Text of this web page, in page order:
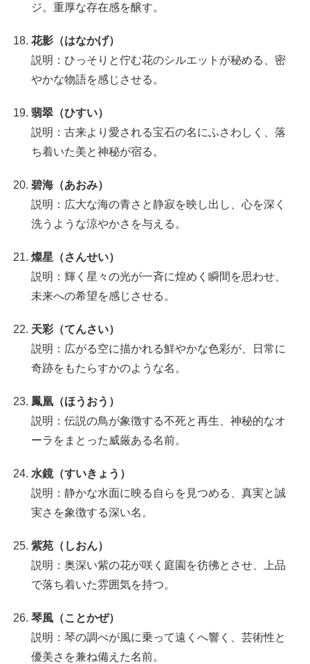
ジ。重厚な存在感を醸す。
花影（はなかげ）
説明：ひっそりと佇む花のシルエットが秘める、密
やかな物語を感じさせる。
翡翠（ひすい）
説明：古来より愛される宝石の名にふさわしく、落
ち着いた美と神秘が宿る。
碧海（あおみ）
説明：広大な海の青さと静寂を映し出し、心を深く
洗うような涼やかさを与える。
燦星（さんせい）
説明：輝く星々の光が一斉に煌めく瞬間を思わせ、
未来への希望を感じさせる。
天彩（てんさい）
説明：広がる空に描かれる鮮やかな色彩が、日常に
奇跡をもたらすかのような名。
鳳凰（ほうおう）
説明：伝説の鳥が象徴する不死と再生、神秘的なオ
ーラをまとった威厳ある名前。
水鏡（すいきょう）
説明：静かな水面に映る自らを見つめる、真実と誠
実さを象徴する深い名。
紫苑（しおん）
説明：奥深い紫の花が咲く庭園を彷彿とさせ、上品
で落ち着いた雰囲気を持つ。
琴風（ことかぜ）
説明：琴の調べが風に乗って遠くへ響く、芸術性と
優美さを兼ね備えた名前。